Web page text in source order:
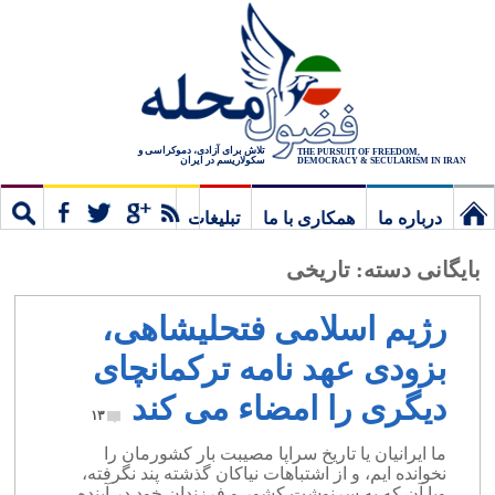
THE PURSUIT OF FREEDOM,
DEMOCRACY & SECULARISM IN IRAN
تلاش برای آزادی، دموکراسی و
سکولاریسم در ایران
درباره ما همکاری با ما
تبلیغات
بایگانی دسته: تاریخی
رژیم اسلامی فتحلیشاهی،
بزودی عهد نامه ترکمانچای
دیگری را امضاء می کند
۱۳
ما ایرانیان یا تاریخ سراپا مصیبت بار کشورمان را
نخوانده ایم، و از اشتباهات نیاکان گذشته پند نگرفته،